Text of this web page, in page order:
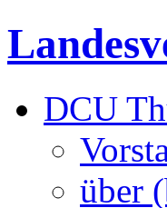
DCU
über